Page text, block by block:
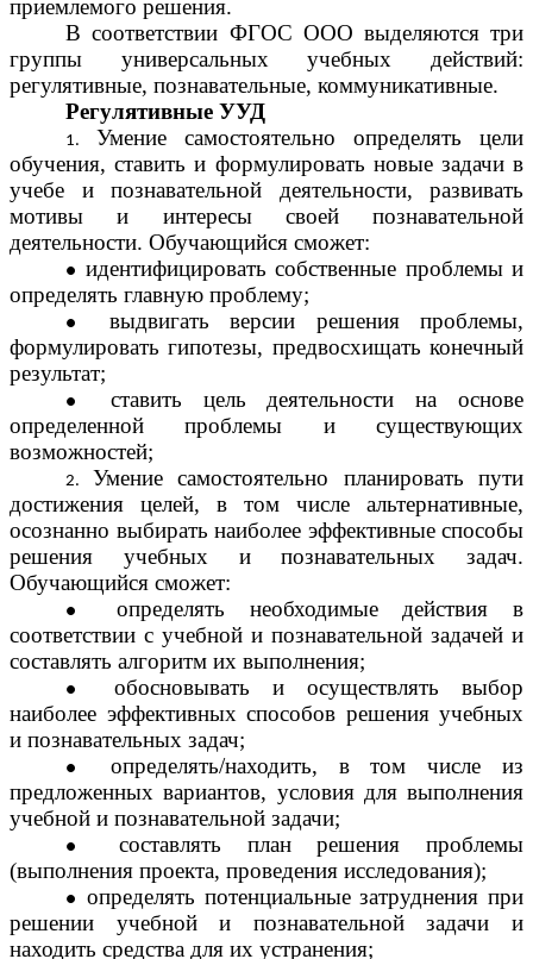
приемлемого решения.
В соответствии ФГОС ООО выделяются три
группы универсальных учебных действий:
регулятивные, познавательные, коммуникативные.
Регулятивные УУД
Умение самостоятельно определять цели
обучения, ставить и формулировать новые задачи в
учебе и познавательной деятельности, развивать
мотивы и интересы своей познавательной
деятельности. Обучающийся сможет:
идентифицировать собственные проблемы и
определять главную проблему;
выдвигать версии решения проблемы,
формулировать гипотезы, предвосхищать конечный
результат;
ставить цель деятельности на основе
определенной проблемы и существующих
возможностей;
Умение самостоятельно планировать пути
достижения целей, в том числе альтернативные,
осознанно выбирать наиболее эффективные способы
решения учебных и познавательных задач.
Обучающийся сможет:
определять необходимые действия в
соответствии с учебной и познавательной задачей и
составлять алгоритм их выполнения;
обосновывать и осуществлять выбор
наиболее эффективных способов решения учебных
и познавательных задач;
определять/находить, в том числе из
предложенных вариантов, условия для выполнения
учебной и познавательной задачи;
составлять план решения проблемы
(выполнения проекта, проведения исследования);
определять потенциальные затруднения при
решении учебной и познавательной задачи и
находить средства для их устранения;